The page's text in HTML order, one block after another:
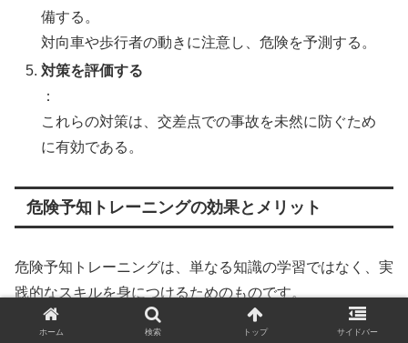
備する。
対向車や歩行者の動きに注意し、危険を予測する。
対策を評価する
：
これらの対策は、交差点での事故を未然に防ぐため
に有効である。
危険予知トレーニングの効果とメリット
危険予知トレーニングは、単なる知識の学習ではなく、実
践的なスキルを身につけるためのものです。
ここでは、トレーニングによって得られる具体的な効果と
ホーム 検索 トップ サイドバー